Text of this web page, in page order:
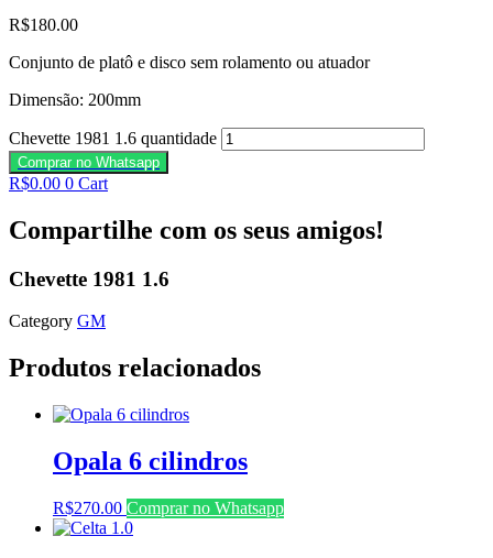
R$180.00
Conjunto de platô e disco sem rolamento ou atuador
Dimensão: 200mm
Chevette 1981 1.6 quantidade
Comprar no Whatsapp
R$0.00 0 Cart
Compartilhe com os seus amigos!
Chevette 1981 1.6
Category GM
Produtos relacionados
Opala 6 cilindros
R$270.00 Comprar no Whatsapp